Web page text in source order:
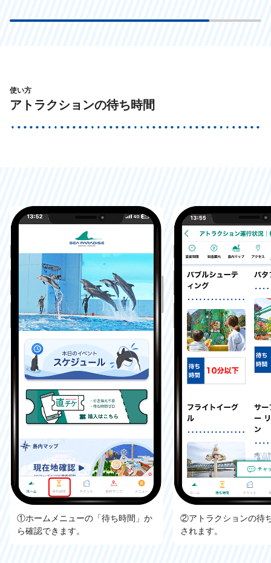
使い方
アトラクションの待ち時間
①ホームメニューの「待ち時間」か
ら確認できます。
②アトラクションの待
されます。